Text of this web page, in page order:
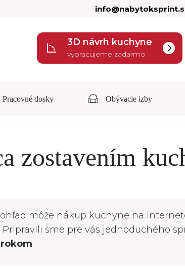
3D návrh kuchyne
vypracujeme zadarmo
Pracovné dosky Obývacie izby
zostavením
môže nákup kuchyne na
sme pre vás jednoduchého
.